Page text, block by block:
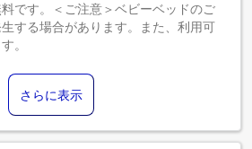
です。＜ご注意＞ベビーベッドのご
する場合があります。また、利用可
。
です。
とみなされます。
可否は、お部屋タイプにより異なり
記載をご確認ください。
さらに表示